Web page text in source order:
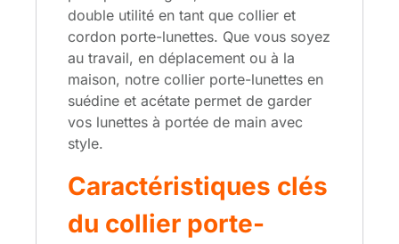
double utilité en tant que collier et
cordon porte-lunettes. Que vous soyez
au travail, en déplacement ou à la
maison, notre collier porte-lunettes en
suédine et acétate permet de garder
vos lunettes à portée de main avec
style.
Caractéristiques clés
du collier porte-